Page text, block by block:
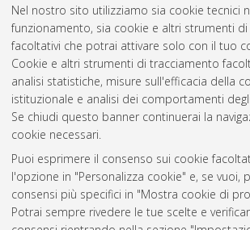
Nel nostro sito utilizziamo sia cookie tecnici
funzionamento, sia cookie e altri strumenti
facoltativi che potrai attivare solo con il tuo
Cookie e altri strumenti di tracciamento
analisi statistiche, misure sull'efficacia della
istituzionale e analisi dei comportamenti
Se chiudi questo banner continuerai la
cookie necessari.
Puoi esprimere il consenso sui cookie
l'opzione in "Personalizza cookie" e, se vuoi,
consensi più specifici in "Mostra cookie di
Potrai sempre rivedere le tue scelte e
Gestione del documento:
Atom
Rss 1.0
Rss 2.0